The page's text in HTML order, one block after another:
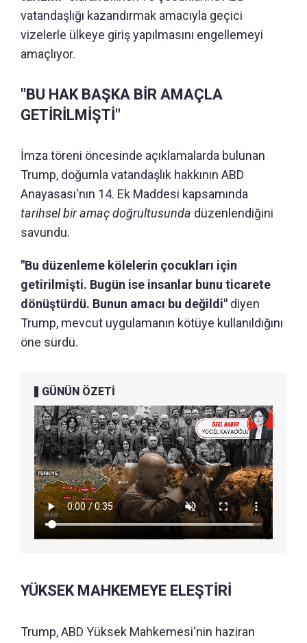
vatandaşlığı kazandırmak amacıyla geçici
vizelerle ülkeye giriş yapılmasını engellemeyi
amaçlıyor.
"BU HAK BAŞKA BİR AMAÇLA
GETİRİLMİŞTİ"
İmza töreni öncesinde açıklamalarda bulunan
Trump, doğumla vatandaşlık hakkının ABD
Anayasası'nın 14. Ek Maddesi kapsamında
tarihsel bir amaç doğrultusunda düzenlendiğini
savundu.
"Bu düzenleme kölelerin çocukları için
getirilmişti. Bugün ise insanlar bunu ticarete
dönüştürdü. Bunun amacı bu değildi" diyen
Trump, mevcut uygulamanın kötüye kullanıldığını
öne sürdü.
GÜNÜN ÖZETİ
YÜKSEK MAHKEMEYE ELEŞTİRİ
Trump, ABD Yüksek Mahkemesi'nin haziran